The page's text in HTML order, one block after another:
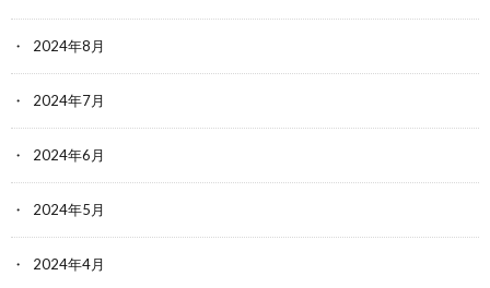
2024年8月
2024年7月
2024年6月
2024年5月
2024年4月